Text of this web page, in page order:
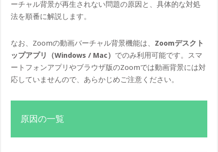
ーチャル背景が再生されない問題の原因と、具体的な対処
法を順番に解説します。
なお、Zoomの動画バーチャル背景機能は、 Zoomデスクト
ップアプリ（Windows / Mac） でのみ利用可能です。スマ
ートフォンアプリやブラウザ版のZoomでは動画背景には対
応していませんので、あらかじめご注意ください。
原因の一覧